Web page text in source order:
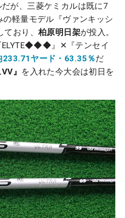
が、三菱ケミカルは既に7
の軽量モデル『ヴァンキッシ
ており、柏原明日架が投入。
ELYTE◆◆◆』✕『テンセイ
233.71ヤード・63.35％だ
』 を入れた今大会は初日を